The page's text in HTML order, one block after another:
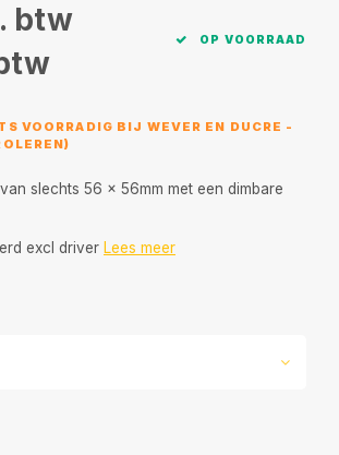
btw
OP VOORRAAD
VOORRADIG BIJ WEVER EN DUCRE -
slechts 56 x 56mm met een dimbare
excl driver Lees meer